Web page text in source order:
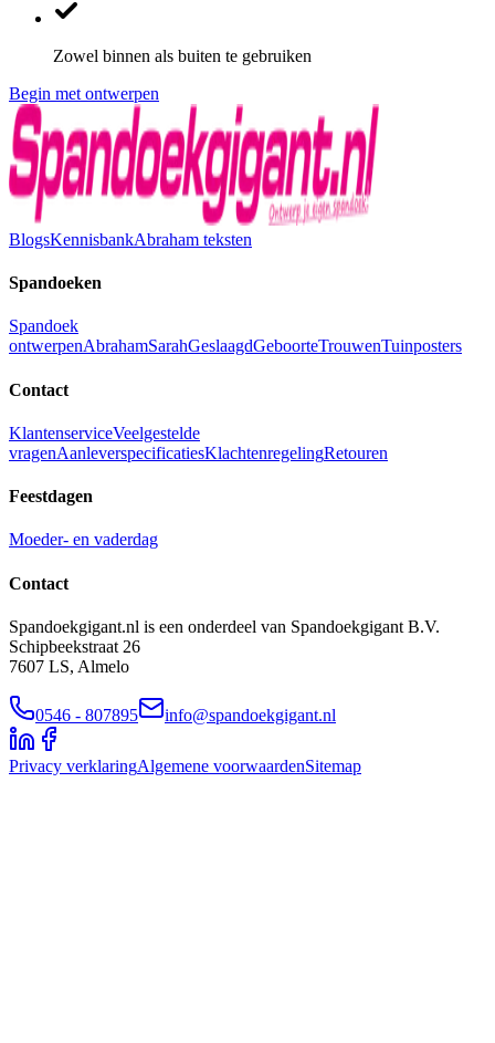
Zowel binnen als buiten te gebruiken
Begin met ontwerpen
BlogsKennisbankAbraham teksten
Spandoeken
Spandoek
ontwerpenAbrahamSarahGeslaagdGeboorteTrouwenTuinposters
Contact
KlantenserviceVeelgestelde
vragenAanleverspecificatiesKlachtenregelingRetouren
Feestdagen
Moeder- en vaderdag
Contact
Spandoekgigant.nl is een onderdeel van Spandoekgigant B.V.
Schipbeekstraat 26
7607 LS, Almelo
0546 - 807895 info@spandoekgigant.nl
Privacy verklaringAlgemene voorwaardenSitemap